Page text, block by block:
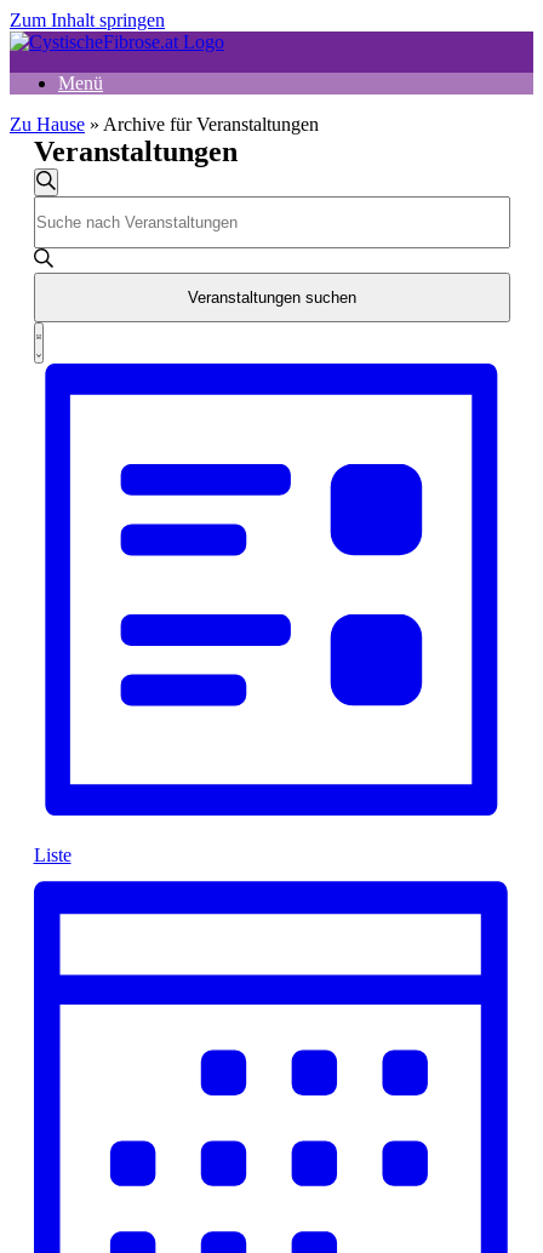
Zum Inhalt springen
Menü
Zu Hause » Archive für Veranstaltungen
Veranstaltungen
Veranstaltungen
Suche
und
Ansichten,
Navigation
Suche
Schlüsselwort
eingeben.
Suche
Veranstaltungen
Schlüsselwort.
Veranstaltungen suchen
Veranstaltung
Ansichten-
Liste
Liste